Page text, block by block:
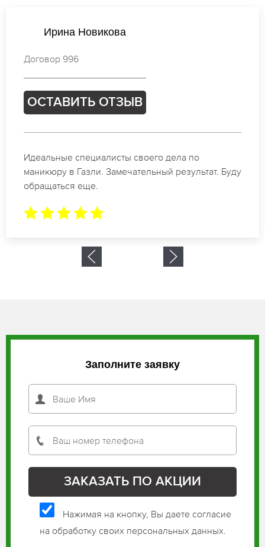
Ирина Петрова
Договор 939
ОСТАВИТЬ ОТЗЫВ
Спасибо огромное. Заказывала маникюр на день
рождение в Газли. За 1.5 часа все было готово.
Заполните заявку
Нажимая на кнопку, Вы даете согласие
на обработку своих персональных данных.